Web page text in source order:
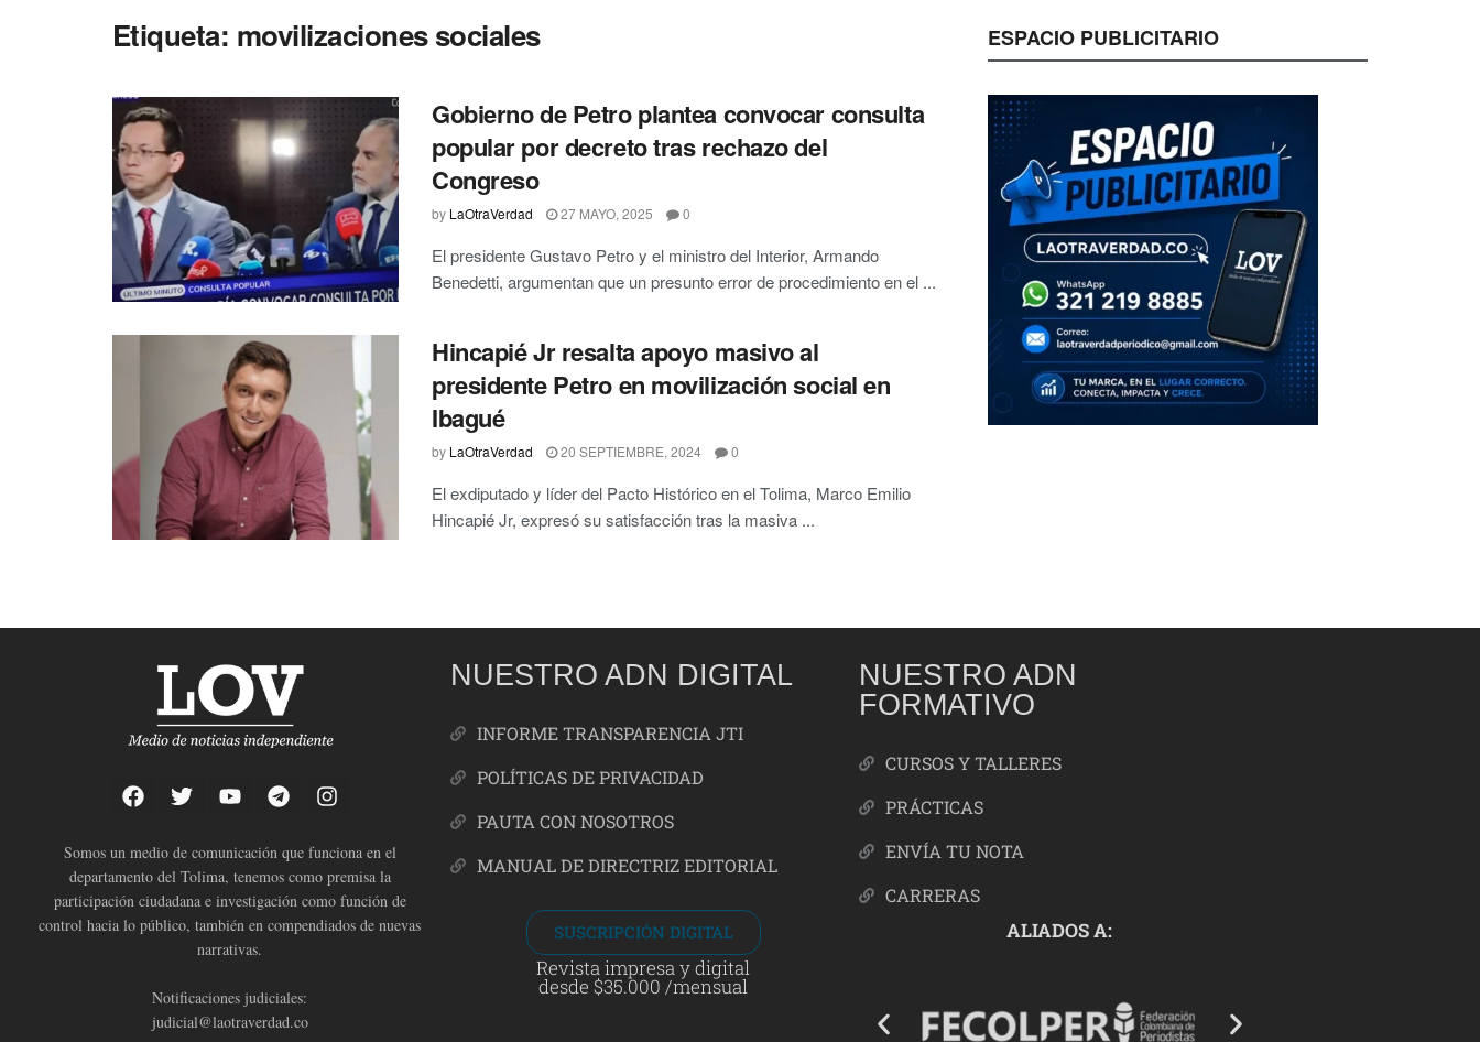
Etiqueta: movilizaciones sociales
Gobierno de Petro plantea convocar consulta
popular por decreto tras rechazo del
Congreso
by LaOtraVerdad 27 MAYO, 2025 0
El presidente Gustavo Petro y el ministro del Interior, Armando
Benedetti, argumentan que un presunto error de procedimiento en el ...
Hincapié Jr resalta apoyo masivo al
presidente Petro en movilización social en
Ibagué
by LaOtraVerdad 20 SEPTIEMBRE, 2024 0
El exdiputado y líder del Pacto Histórico en el Tolima, Marco Emilio
Hincapié Jr, expresó su satisfacción tras la masiva ...
ESPACIO PUBLICITARIO
Somos un medio de comunicación que funciona en el
departamento del Tolima, tenemos como premisa la
participación ciudadana e investigación como función de
control hacia lo público, también en compendiados de nuevas
narrativas.
Notificaciones judiciales:
judicial@laotraverdad.co
NUESTRO ADN DIGITAL
INFORME TRANSPARENCIA JTI
POLÍTICAS DE PRIVACIDAD
PAUTA CON NOSOTROS
MANUAL DE DIRECTRIZ EDITORIAL
SUSCRIPCIÓN DIGITAL
Revista impresa y digital
desde $35.000 /mensual
NUESTRO ADN
FORMATIVO
CURSOS Y TALLERES
PRÁCTICAS
ENVÍA TU NOTA
CARRERAS
ALIADOS A: